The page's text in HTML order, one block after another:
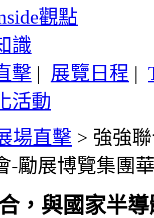
觀點
識
擊 | 展覽日程 |
活動
場直擊 > 強強
-勵展博覽集團
，與國家半